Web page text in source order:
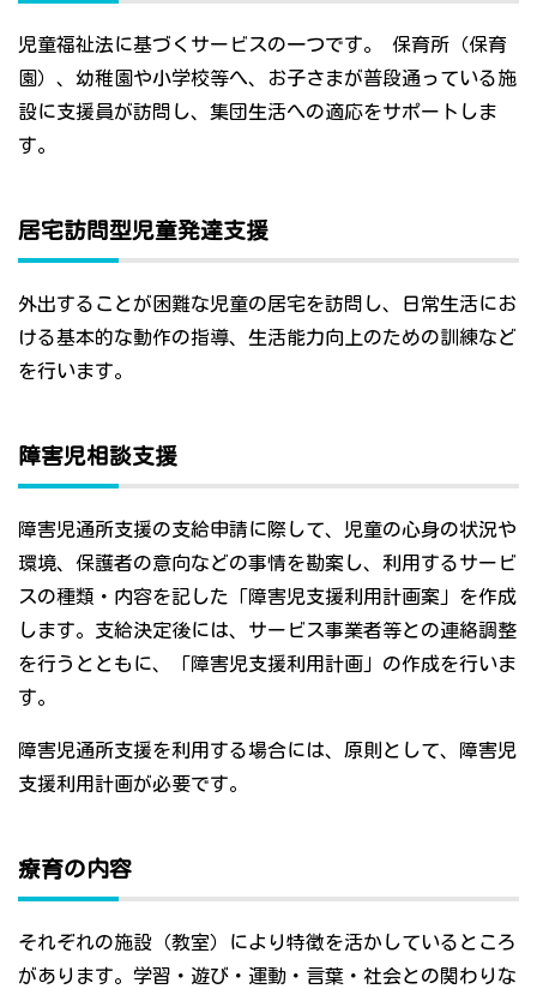
児童福祉法に基づくサービスの一つです。 保育所（保育
園）、幼稚園や小学校等へ、お子さまが普段通っている施
設に支援員が訪問し、集団生活への適応をサポートしま
す。
居宅訪問型児童発達支援
外出することが困難な児童の居宅を訪問し、日常生活にお
ける基本的な動作の指導、生活能力向上のための訓練など
を行います。
障害児相談支援
障害児通所支援の支給申請に際して、児童の心身の状況や
環境、保護者の意向などの事情を勘案し、利用するサービ
スの種類・内容を記した「障害児支援利用計画案」を作成
します。支給決定後には、サービス事業者等との連絡調整
を行うとともに、「障害児支援利用計画」の作成を行いま
す。
障害児通所支援を利用する場合には、原則として、障害児
支援利用計画が必要です。
療育の内容
それぞれの施設（教室）により特徴を活かしているところ
があります。学習・遊び・運動・言葉・社会との関わりな